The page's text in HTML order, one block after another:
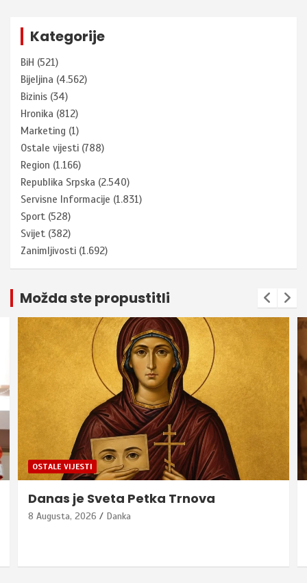
Kategorije
BiH (521)
Bijeljina (4.562)
Bizinis (34)
Hronika (812)
Marketing (1)
Ostale vijesti (788)
Region (1.166)
Republika Srpska (2.540)
Servisne Informacije (1.831)
Sport (528)
Svijet (382)
Zanimljivosti (1.692)
Možda ste propustitli
OSTALE VIJESTI
Danas je Sveta Petka Trnova
8 Augusta, 2026 Danka